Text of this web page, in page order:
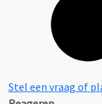
Stel een vraag of